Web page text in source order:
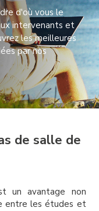
d'où vous le
intervenants et
les meilleures
par nos
de salle de
un avantage non
entre les études et